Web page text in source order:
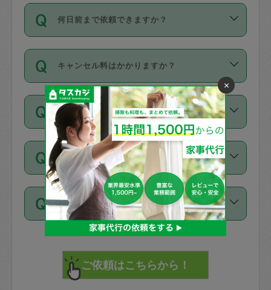
時間も被らない場合、損害保険の対象外
社員など様々なバックグラウンドの方が
登録しています。
日本語も話せる方など様々です。
バックグラウンドや得意分野はプロフィ
ールに記載していますので、各自の得意
分野を見極めて、目的に合わせてお仕事
を依頼してください。
確認しています。タスカジさんトレーニ
ング動画を使ったセルフトレーニングの
現場トライアルを受け、合格したタスカ
ジさんが活動されています。
※テストセンターの講評は１件目のレビュ
ーとして記載されていますので依頼の際
に参考にしてください。
参考：【詳細】タスカジさんの登録に際
して面接や教育は実施していますか？
依頼者とタスカジさんとの間でタスカジ
を通して成立した作業時間内での作業に
適用されます。作業範囲は、掃除、洗
です。作業中に物を壊したり、人にけが
をさせたりした場合が対象で、補償金額
は対物1000万円、対人1億円が上限で
万が一損害が発生した場合は、その場の
写真を撮り、
タスカジサポートセンターまでご連絡く
ださい。
詳細FAQ：損害賠償保険について教えて
ください。
何日前まで依頼できますか？
ご依頼は、現在を起点に3日後（72時間
以降）の日時から受付可能となっていま
す。
ただし、72時間を切った直前の日程では
タスカジさんへ「募集」をかけることが
可能です。
キャンセル料はかかりますか？
キャンセル料には、以下の2種類がありま
す。
1. 直前キャンセル（定期、スポット契約
共通）
・タスカジさんのお仕事開始予定時間前
72時間を超える※と、以下のキャンセル
料が発生します。
直前キャンセル料：
72時間前〜24時間前＝依頼料金の50%
お試し利用はできますか？
「お試し利用」というメニューはありま
せんが、「一回のみ」依頼を活用するこ
とによって、気に入ったタスカジさんを
見つけることができます。
まず、条件の合う気になるタスカジさ
ん、２・３人に「スポット」依頼をして
みてください。
その後、一番気に入ったタスカジさんに
不在の場合にもお願いできますか？
不在の場合の作業はタスカジさんの同意
が必要です。数回の依頼ののち、タスカ
ジさんと依頼者の間で十分な信頼関係が
できたのち、タスカジさんに依頼してみ
てください。
不在時に部屋に入るためにタスカジさん
注意しなくてはいけない点はありますか？
貴重品は紛失の際トラブルの元となるの
で、必ず鍵のかかるロッカーや金庫に入
れて依頼者の責任の元管理するよう心掛
けてください。
×